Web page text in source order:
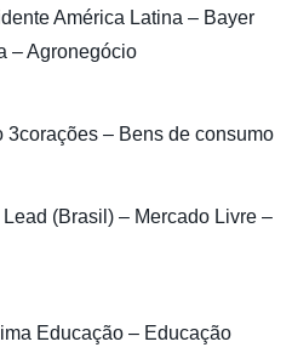
América Latina – Bayer
– Agronegócio
3corações – Bens de consumo
(Brasil) – Mercado Livre –
Educação – Educação